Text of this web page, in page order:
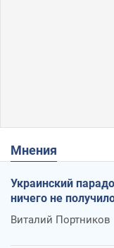
Мнения
Украинский
ничего не
Виталий Портников